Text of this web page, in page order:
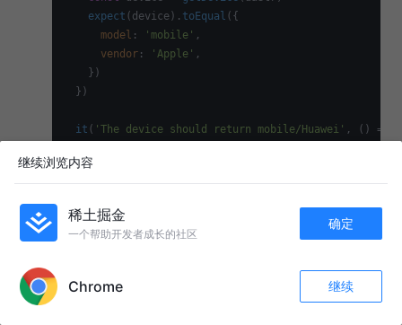
expect (device). toEqual ({
model : 'mobile' ,
vendor : 'Apple' ,
    })
  })
it ( 'The device should return mobile/Huawei' , () =>
const
expect(device).toEqual({
vendor
    })
'The device should return mobile/other', () =>
255
继续浏览内容
稀土掘金
一个帮助开发者成长的社区
确定
Chrome 继续